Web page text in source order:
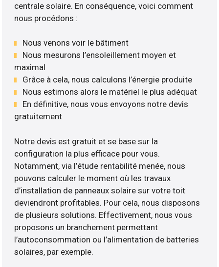
centrale solaire. En conséquence, voici comment
nous procédons :
Nous venons voir le bâtiment
Nous mesurons l’ensoleillement moyen et
maximal
Grâce à cela, nous calculons l’énergie produite
Nous estimons alors le matériel le plus adéquat
En définitive, nous vous envoyons notre devis
gratuitement
Notre devis est gratuit et se base sur la
configuration la plus efficace pour vous.
Notamment, via l’étude rentabilité menée, nous
pouvons calculer le moment où les travaux
d’installation de panneaux solaire sur votre toit
deviendront profitables. Pour cela, nous disposons
de plusieurs solutions. Effectivement, nous vous
proposons un branchement permettant
l’autoconsommation ou l’alimentation de batteries
solaires, par exemple.